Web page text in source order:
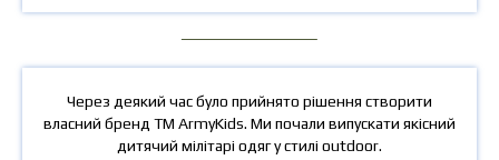
Через деякий час було прийнято рішення створити
власний бренд ТМ ArmyKids. Ми почали випускати якісний
дитячий мілітарі одяг у стилі outdoor.